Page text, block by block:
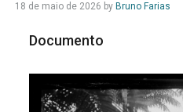
18 de maio de 2026 by Bruno Farias
Documento